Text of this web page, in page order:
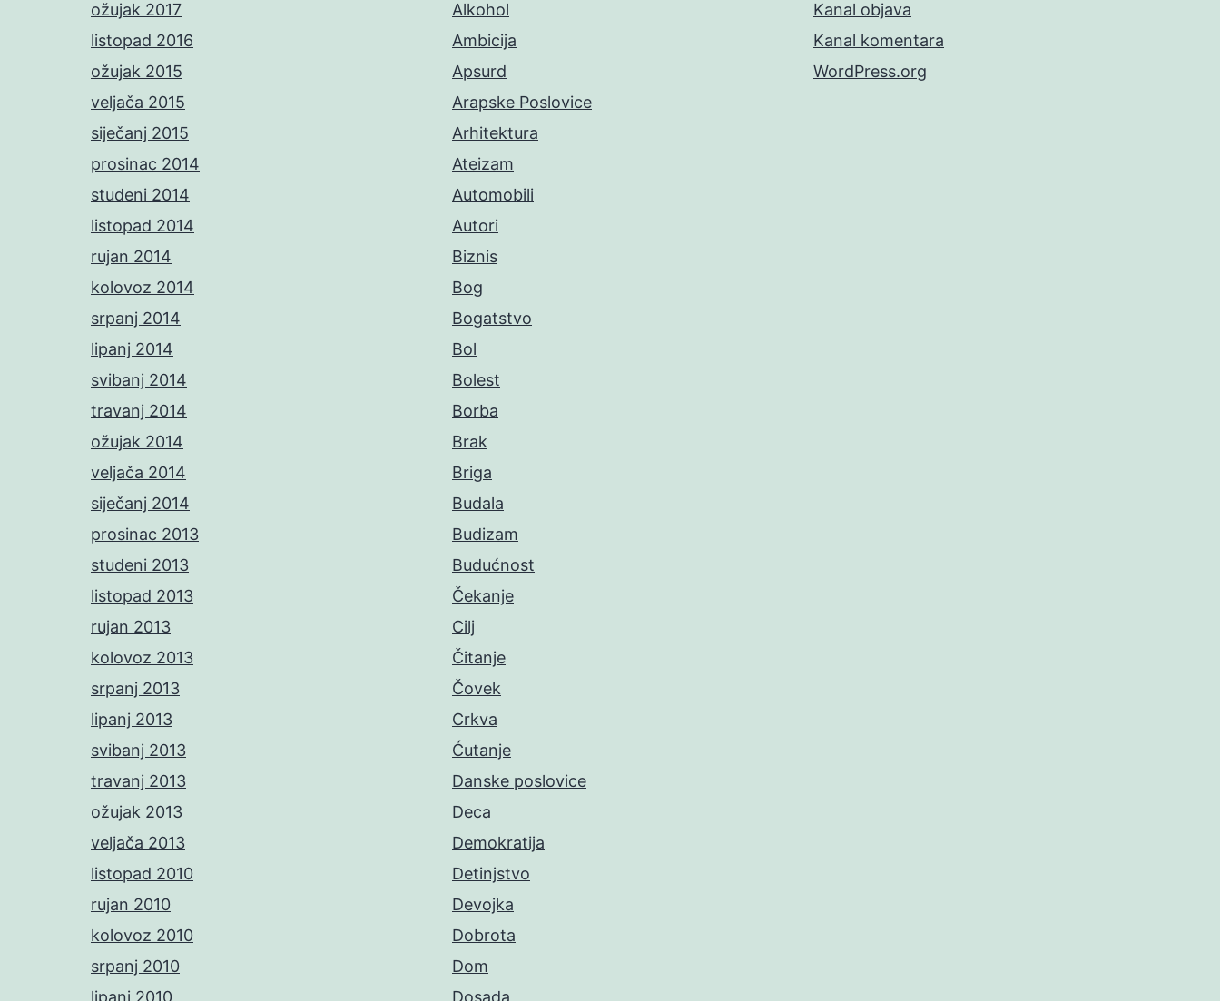
ožujak 2017
listopad 2016
ožujak 2015
veljača 2015
siječanj 2015
prosinac 2014
studeni 2014
listopad 2014
rujan 2014
kolovoz 2014
srpanj 2014
lipanj 2014
svibanj 2014
travanj 2014
ožujak 2014
veljača 2014
siječanj 2014
prosinac 2013
studeni 2013
listopad 2013
rujan 2013
kolovoz 2013
srpanj 2013
lipanj 2013
svibanj 2013
travanj 2013
ožujak 2013
veljača 2013
listopad 2010
rujan 2010
kolovoz 2010
srpanj 2010
lipanj 2010
Alkohol
Ambicija
Apsurd
Arapske Poslovice
Arhitektura
Ateizam
Automobili
Autori
Biznis
Bog
Bogatstvo
Bol
Bolest
Borba
Brak
Briga
Budala
Budizam
Budućnost
Čekanje
Cilj
Čitanje
Čovek
Crkva
Ćutanje
Danske poslovice
Deca
Demokratija
Detinjstvo
Devojka
Dobrota
Dom
Dosada
Kanal objava
Kanal komentara
WordPress.org